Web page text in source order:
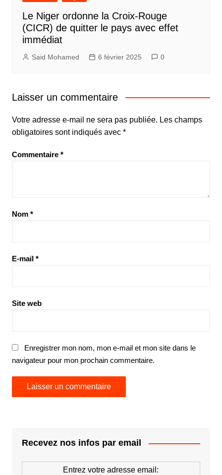
Le Niger ordonne la Croix-Rouge
(CICR) de quitter le pays avec effet
immédiat
Said Mohamed 6 février 2025 0
Laisser un commentaire
Votre adresse e-mail ne sera pas publiée. Les champs
obligatoires sont indiqués avec *
Commentaire *
Nom *
E-mail *
Site web
Enregistrer mon nom, mon e-mail et mon site dans le
navigateur pour mon prochain commentaire.
Recevez nos infos par email
Entrez votre adresse email: